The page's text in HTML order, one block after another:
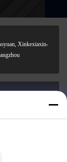
Xinkexiaxin-